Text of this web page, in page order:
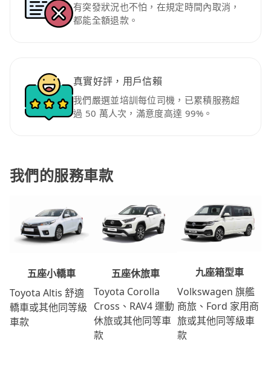
有突發狀況也不怕，在規定時間內取消，
都能全額退款。
真實好評，用戶信賴
我們嚴選並培訓每位司機，已累積服務超
過 50 萬人次，滿意度高達 99%。
我們的服務車款
五座小轎車
Toyota Altis 舒適
轎車或其他同等級
車款
五座休旅車
Toyota Corolla
Cross、RAV4 運動
休旅或其他同等車
款
九座箱型車
Volkswagen 旗艦
商旅、Ford 家用商
旅或其他同等級車
款